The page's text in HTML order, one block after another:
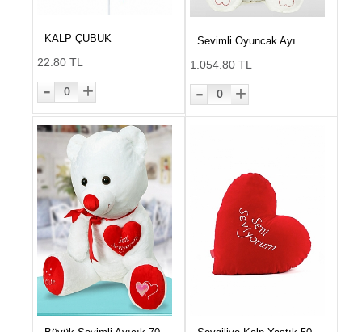
KALP ÇUBUK
22.80 TL
- 0 +
Sevimli Oyuncak Ayı
1.054.80 TL
- 0 +